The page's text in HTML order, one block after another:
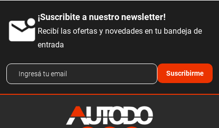
¡Suscribite a nuestro newsletter!
Recibí las ofertas y novedades en tu bandeja de
entrada
Suscribirme